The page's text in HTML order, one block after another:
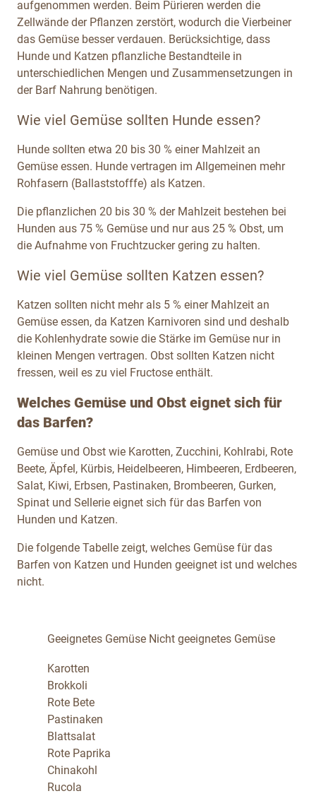
aufgenommen werden. Beim Pürieren werden die
Zellwände der Pflanzen zerstört, wodurch die Vierbeiner
das Gemüse besser verdauen. Berücksichtige, dass
Hunde und Katzen pflanzliche Bestandteile in
unterschiedlichen Mengen und Zusammensetzungen in
der Barf Nahrung benötigen.
Wie viel Gemüse sollten Hunde essen?
Hunde sollten etwa 20 bis 30 % einer Mahlzeit an
Gemüse essen. Hunde vertragen im Allgemeinen mehr
Rohfasern (Ballaststofffe) als Katzen.
Die pflanzlichen 20 bis 30 % der Mahlzeit bestehen bei
Hunden aus 75 % Gemüse und nur aus 25 % Obst, um
die Aufnahme von Fruchtzucker gering zu halten.
Wie viel Gemüse sollten Katzen essen?
Katzen sollten nicht mehr als 5 % einer Mahlzeit an
Gemüse essen, da Katzen Karnivoren sind und deshalb
die Kohlenhydrate sowie die Stärke im Gemüse nur in
kleinen Mengen vertragen. Obst sollten Katzen nicht
fressen, weil es zu viel Fructose enthält.
Welches Gemüse und Obst eignet sich für
das Barfen?
Gemüse und Obst wie Karotten, Zucchini, Kohlrabi, Rote
Beete, Äpfel, Kürbis, Heidelbeeren, Himbeeren, Erdbeeren,
Salat, Kiwi, Erbsen, Pastinaken, Brombeeren, Gurken,
Spinat und Sellerie eignet sich für das Barfen von
Hunden und Katzen.
Die folgende Tabelle zeigt, welches Gemüse für das
Barfen von Katzen und Hunden geeignet ist und welches
nicht.
Geeignetes Gemüse Nicht geeignetes Gemüse
Karotten
Brokkoli
Rote Bete
Pastinaken
Blattsalat
Rote Paprika
Chinakohl
Rucola